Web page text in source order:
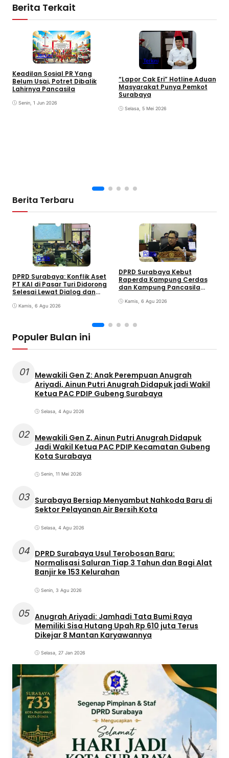
Berita Terkait
Terkini
Keadilan Sosial PR Yang
Belum Usai, Potret Dibalik
Lahirnya Pancasila
Senin, 1 Jun 2026
Terkini
“Lapor Cak Eri” Hotline Aduan
Masyarakat Punya Pemkot
Surabaya
Selasa, 5 Mei 2026
Berita Terbaru
Politik
DPRD Surabaya: Konflik Aset
PT KAI di Pasar Turi Didorong
Selesai Lewat Dialog dan
Kamis, 6 Agu 2026
Politik
DPRD Surabaya Kebut
Raperda Kampung Cerdas
dan Kampung Pancasila
Kamis, 6 Agu 2026
Populer Bulan ini
01
Mewakili Gen Z: Anak Perempuan Anugrah
Ariyadi, Ainun Putri Anugrah Didapuk jadi Wakil
Ketua PAC PDIP Gubeng Surabaya
Selasa, 4 Agu 2026
02 Mewakili Gen Z, Ainun Putri Anugrah Didapuk
Jadi Wakil Ketua PAC PDIP Kecamatan Gubeng
Kota Surabaya
Senin, 11 Mei 2026
03 Surabaya Bersiap Menyambut Nahkoda Baru di
Sektor Pelayanan Air Bersih Kota
Selasa, 4 Agu 2026
04 DPRD Surabaya Usul Terobosan Baru:
Normalisasi Saluran Tiap 3 Tahun dan Bagi Alat
Banjir ke 153 Kelurahan
Senin, 3 Agu 2026
05 Anugrah Ariyadi: Jamhadi Tata Bumi Raya
Memiliki Sisa Hutang Upah Rp 610 juta Terus
Dikejar 8 Mantan Karyawannya
Selasa, 27 Jan 2026